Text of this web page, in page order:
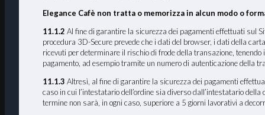
Elegance Cafè non tratta o memorizza in alcun modo o
11.1.2Al fine di garantire la sicurezza dei pagamenti effettuati sul
procedura 3D-Secure prevede che i dati del browser, i dati della
ricevuti per determinare il rischio di frode della transazione,
pagamento, ad esempio tramite un numero di autenticazione della
11.1.3 Altresì, al fine di garantire la sicurezza dei pagamenti
caso in cui l’intestatario dell’ordine sia diverso dall’intestatario
termine non sarà, in ogni caso, superiore a 5 giorni lavorativi a